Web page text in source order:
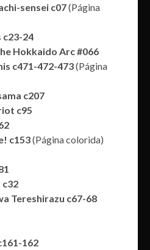
sensei c07(Página
c23-24
Hokkaido Arc #066
c471-472-473(Página
c207
c95
c153(Página colorida)
c32
Tereshirazu c67-68
162